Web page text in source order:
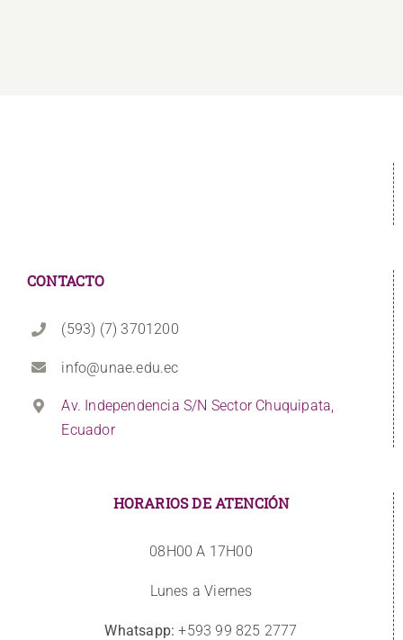
CONTACTO
(593) (7) 3701200
info@unae.edu.ec
Av. Independencia S/N Sector Chuquipata,
Ecuador
HORARIOS DE ATENCIÓN
08H00 A 17H00
Lunes a Viernes
Whatsapp: +593 99 825 2777